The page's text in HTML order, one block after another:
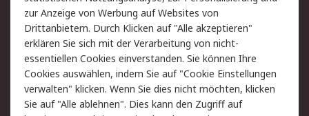
Hilfe
Privatkunden
Rechtliches
AGB
Datenschutz
Cookie-Richtlinie
Zahlungsbedingungen
Copyright/Impressum
Entsorgung
zur Anzeige von Werbung auf Websites von
Drittanbietern. Durch Klicken auf "Alle akzeptieren"
erklären Sie sich mit der Verarbeitung von nicht-
essentiellen Cookies einverstanden. Sie können Ihre
Cookies auswählen, indem Sie auf "Cookie Einstellungen
verwalten" klicken. Wenn Sie dies nicht möchten, klicken
Sie auf "Alle ablehnen". Dies kann den Zugriff auf